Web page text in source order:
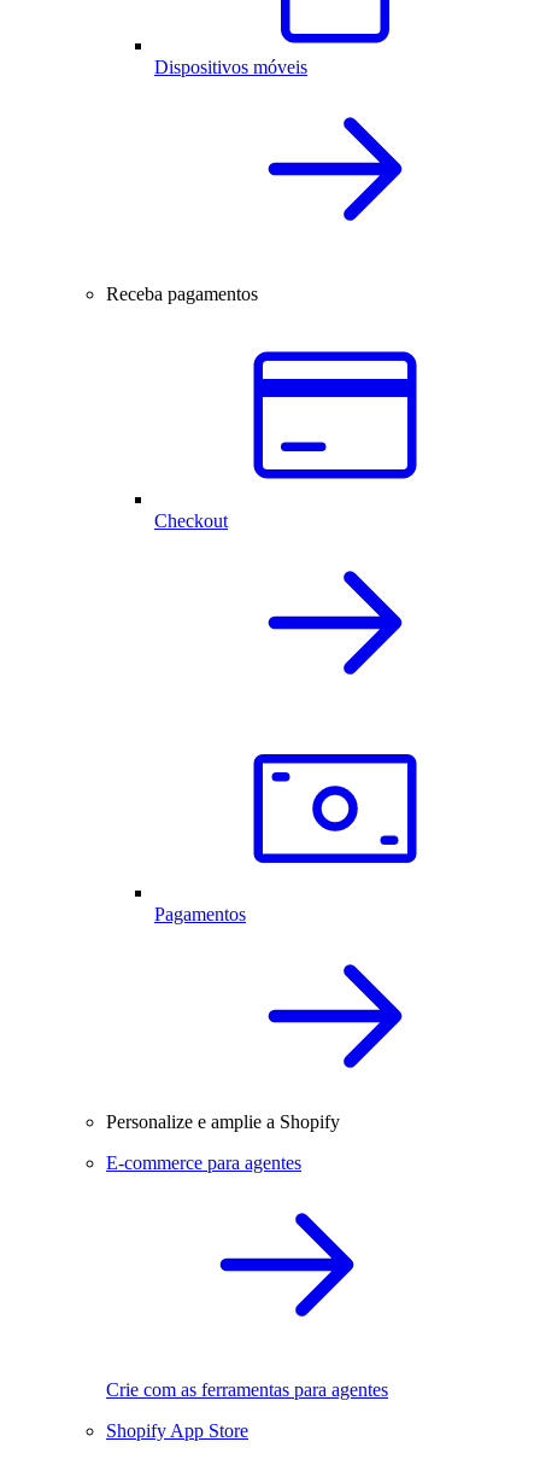
Dispositivos móveis
Receba pagamentos
Checkout
Pagamentos
Personalize e amplie a Shopify
E-commerce para agentes
Crie com as ferramentas para agentes
Shopify App Store